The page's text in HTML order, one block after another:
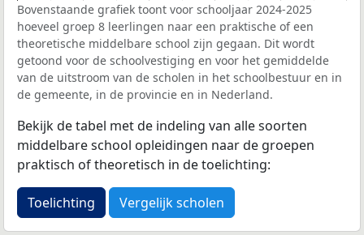
Bovenstaande grafiek toont voor schooljaar 2024-2025
hoeveel groep 8 leerlingen naar een praktische of een
theoretische middelbare school zijn gegaan. Dit wordt
getoond voor de schoolvestiging en voor het gemiddelde
van de uitstroom van de scholen in het schoolbestuur en in
de gemeente, in de provincie en in Nederland.
Bekijk de tabel met de indeling van alle soorten
middelbare school opleidingen naar de groepen
praktisch of theoretisch in de toelichting:
Toelichting Vergelijk scholen